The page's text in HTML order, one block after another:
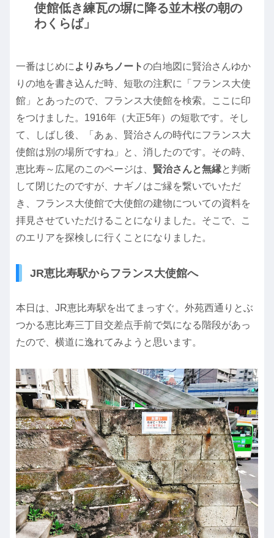
使館低き練瓦の塀に降る並木桜の朝の
わくらば」
一番はじめに よりみちノートの白地図に賢治さんゆか
りの地を書き込んだ時、短歌の注釈に「フランス大使
館」とあったので、フランス大使館を検索。ここに印
をつけました。1916年（大正5年）の短歌です。そし
て、しばし後、「あぁ、賢治さんの時代にフランス大
使館は別の場所ですね」と、消したのです。その時、
恵比寿～広尾のこのページは、 賢治さんと無縁と判断
して閉じたのですが、ナギノはご縁を繋いでいただ
き、フランス大使館で大使館の建物についての資料を
拝見させていただけることになりました。そこで、こ
のエリアを探検しに行くことになりました。
JR恵比寿駅からフランス大使館へ
本日は、JR恵比寿駅を出てまっすぐ。外苑西通りとぶ
つかる恵比寿三丁目交差点手前で気になる階段があっ
たので、横道に逸れてみようと思います。